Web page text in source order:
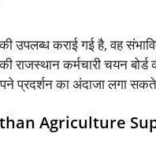
उपलब्ध कराई गई है, वह
राजस्थान कर्मचारी चयन
प्रदर्शन का अंदाजा लगा
Agriculture